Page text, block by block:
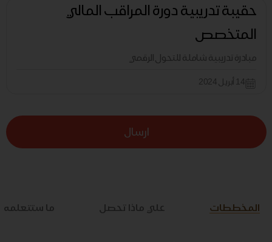
حقيبة تدريبية دورة المراقب المالي
المتخصص
مبادرة تدريبية شاملة للتحول الرقمي
14 أبريل 2024
ارسال
المخططات علي ماذا تحصل ما ستتعلمه